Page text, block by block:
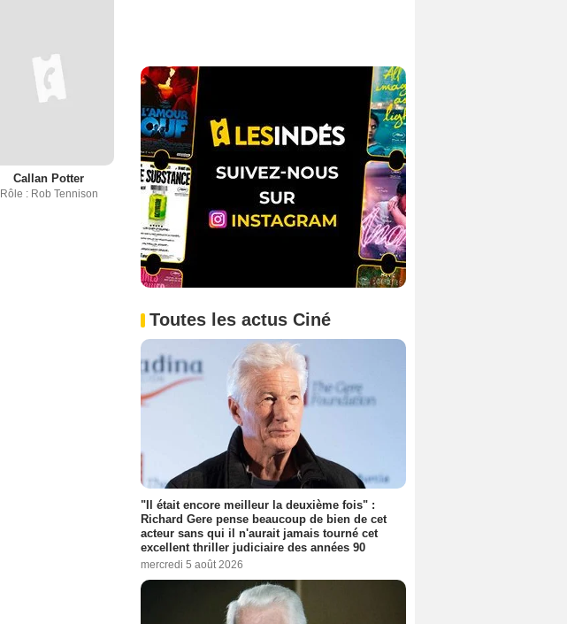
Callan Potter
Rôle : Rob Tennison
Toutes les actus Ciné
"Il était encore meilleur la deuxième fois" :
Richard Gere pense beaucoup de bien de cet
acteur sans qui il n'aurait jamais tourné cet
excellent thriller judiciaire des années 90
mercredi 5 août 2026